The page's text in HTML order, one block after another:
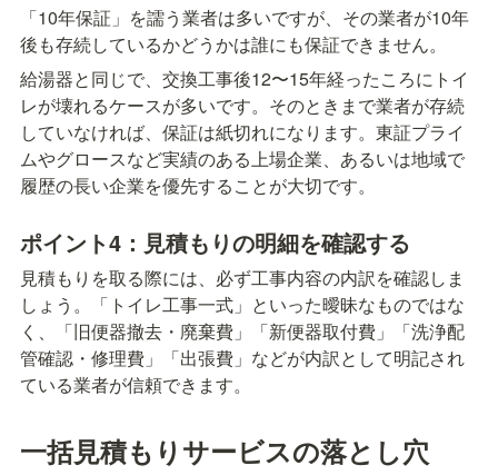
「10年保証」を譳う業者は多いですが、その業者が10年
後も存続しているかどうかは誰にも保証できません。
給湯器と同じで、交換工事後12〜15年経ったころにトイ
レが壊れるケースが多いです。そのときまで業者が存続
していなければ、保証は紙切れになります。東証プライ
ムやグロースなど実績のある上場企業、あるいは地域で
履歴の長い企業を優先することが大切です。
ポイント4：見積もりの明細を確認する
見積もりを取る際には、必ず工事内容の内訳を確認しま
しょう。「トイレ工事一式」といった曖昧なものではな
く、「旧便器撤去・廃棄費」「新便器取付費」「洗浄配
管確認・修理費」「出張費」などが内訳として明記され
ている業者が信頼できます。
一括見積もりサービスの落とし穴